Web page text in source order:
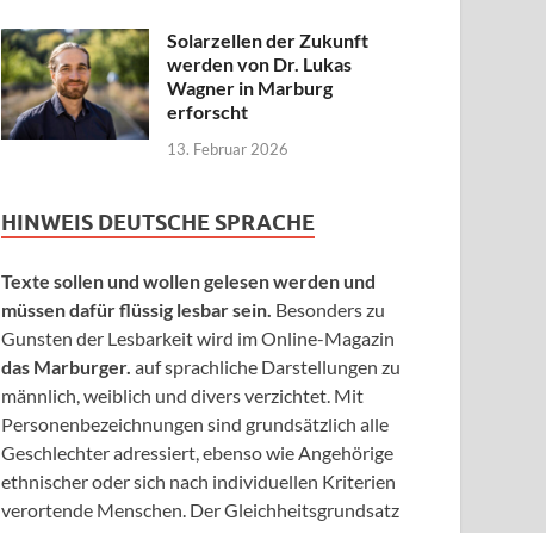
Solarzellen der Zukunft
werden von Dr. Lukas
Wagner in Marburg
erforscht
13. Februar 2026
HINWEIS DEUTSCHE SPRACHE
Texte sollen und wollen gelesen werden und
müssen dafür flüssig lesbar sein. Besonders zu
Gunsten der Lesbarkeit wird im Online-Magazin
das Marburger. auf sprachliche Darstellungen zu
männlich, weiblich und divers verzichtet. Mit
Personenbezeichnungen sind grundsätzlich alle
Geschlechter adressiert, ebenso wie Angehörige
ethnischer oder sich nach individuellen Kriterien
verortende Menschen. Der Gleichheitsgrundsatz